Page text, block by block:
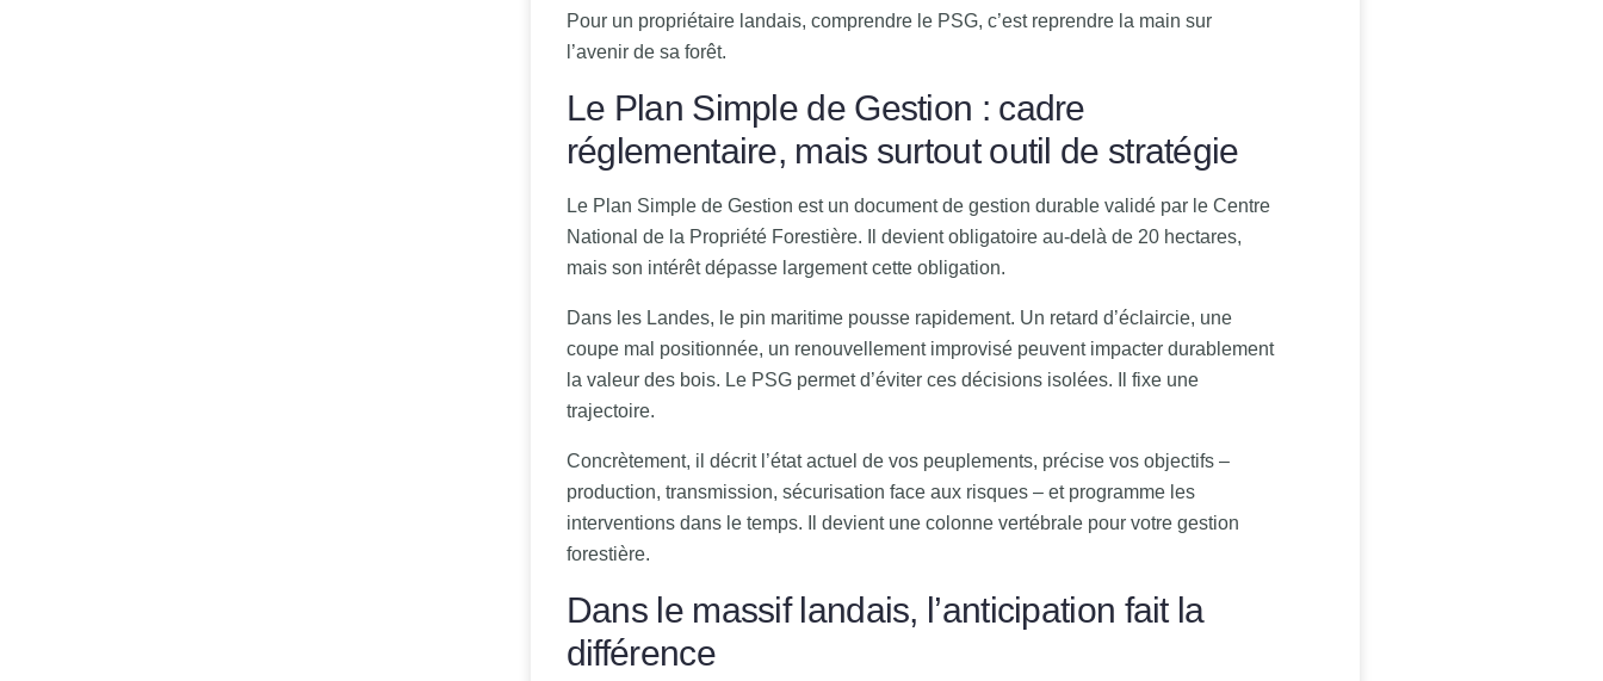
Pour un propriétaire landais, comprendre le PSG, c’est reprendre la main sur
l’avenir de sa forêt.
Le Plan Simple de Gestion : cadre
réglementaire, mais surtout outil de stratégie
Le Plan Simple de Gestion est un document de gestion durable validé par le Centre
National de la Propriété Forestière. Il devient obligatoire au-delà de 20 hectares,
mais son intérêt dépasse largement cette obligation.
Dans les Landes, le pin maritime pousse rapidement. Un retard d’éclaircie, une
coupe mal positionnée, un renouvellement improvisé peuvent impacter durablement
la valeur des bois. Le PSG permet d’éviter ces décisions isolées. Il fixe une
trajectoire.
Concrètement, il décrit l’état actuel de vos peuplements, précise vos objectifs –
production, transmission, sécurisation face aux risques – et programme les
interventions dans le temps. Il devient une colonne vertébrale pour votre gestion
forestière.
Dans le massif landais, l’anticipation fait la
différence